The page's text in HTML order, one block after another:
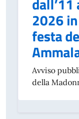
2026
festa
Avviso
della